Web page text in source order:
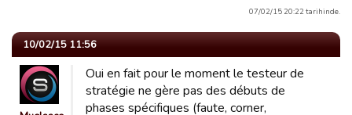
07/02/15 20:22 tarihinde.
10/02/15 11:56
Oui en fait pour le moment le testeur de
stratégie ne gère pas des débuts de
phases spécifiques (faute, corner,